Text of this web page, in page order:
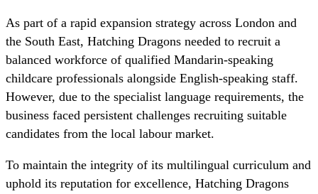
As part of a rapid expansion strategy across London and
the South East, Hatching Dragons needed to recruit a
balanced workforce of qualified Mandarin-speaking
childcare professionals alongside English-speaking staff.
However, due to the specialist language requirements, the
business faced persistent challenges recruiting suitable
candidates from the local labour market.
To maintain the integrity of its multilingual curriculum and
uphold its reputation for excellence, Hatching Dragons